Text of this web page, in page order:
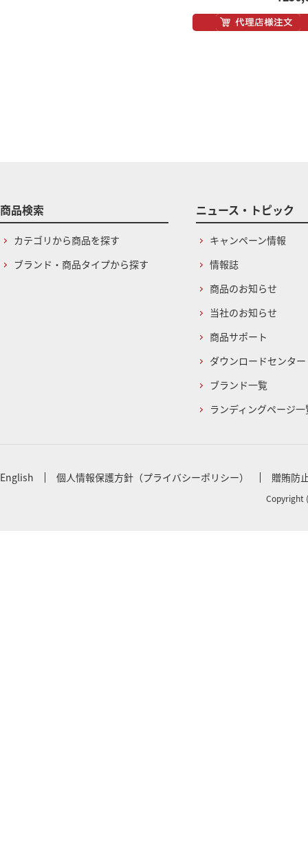
商品検索
カテゴリから商品を探す
ブランド・商品タイプから探す
ニュース・トピック
キャンペーン情報
情報誌
商品のお知らせ
当社のお知らせ
商品サポート
ダウンロードセンター
ブランド一覧
ランディングページ一
English 個人情報保護方針（プライバシーポリシー） 贈賄防
Copyright